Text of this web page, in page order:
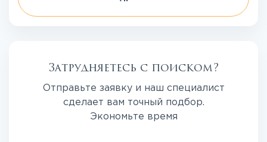
Затрудняетесь с поиском?
Отправьте заявку и наш специалист
сделает вам точный подбор.
Экономьте время